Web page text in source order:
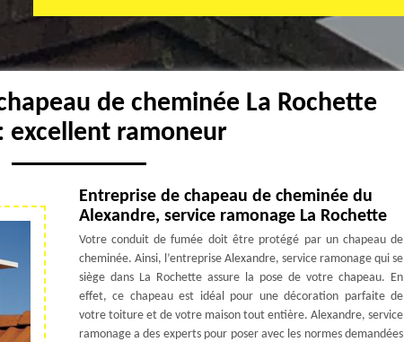
de cheminée La Rochette
excellent ramoneur
Entreprise de chapeau de cheminée du
Alexandre, service ramonage La Rochette
Votre conduit de fumée doit être protégé par un chapeau de
cheminée. Ainsi, l’entreprise Alexandre, service ramonage qui se
siège dans La Rochette assure la pose de votre chapeau. En
effet, ce chapeau est idéal pour une décoration parfaite de
votre toiture et de votre maison tout entière. Alexandre, service
ramonage a des experts pour poser avec les normes demandées